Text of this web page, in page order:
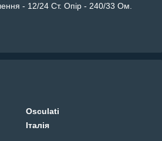
- 12/24 Ст. Опір - 240/33 Ом.
Osculati
Італія